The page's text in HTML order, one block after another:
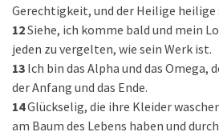
Gerechtigkeit, und der Heilige heilige
12Siehe, ich komme bald und mein
jeden zu vergelten, wie sein Werk ist.
13 Ich bin das Alpha und das Omega,
der Anfang und das Ende.
14Glückselig, die ihre Kleider
am Baum des Lebens haben und